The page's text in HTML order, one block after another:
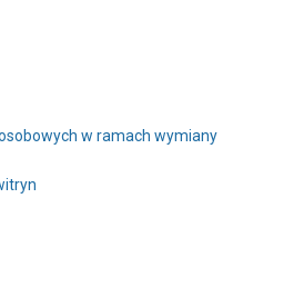
w ramach wymiany